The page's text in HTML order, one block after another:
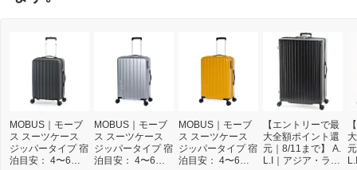
MOBUS｜モーブ
ス スーツケース
ジッパータイプ 宿
泊目安： 4〜6日
MOBUS｜モーブ
ス スーツケース
ジッパータイプ 宿
泊目安： 4〜6日
MOBUS｜モーブ
ス スーツケース
ジッパータイプ 宿
泊目安： 4〜6日
【エントリーで最
大全額ポイント還
元｜8/11まで】 A.
L.I｜アジア・ラゲ